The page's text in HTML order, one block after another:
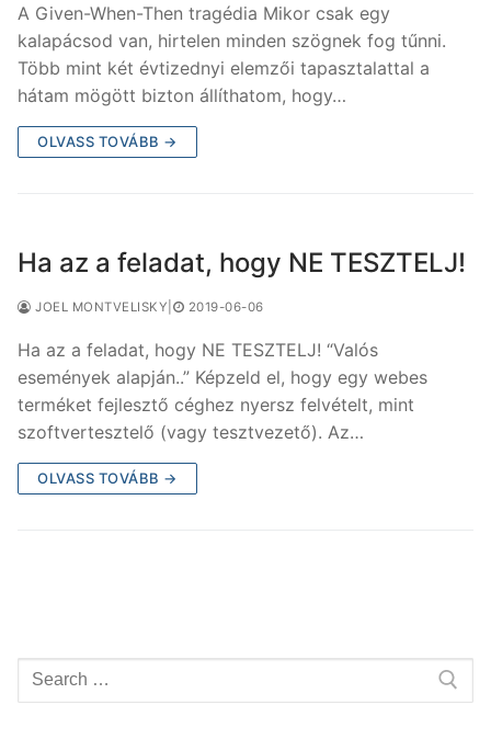
A Given-When-Then tragédia Mikor csak egy
kalapácsod van, hirtelen minden szögnek fog tűnni.
Több mint két évtizednyi elemzői tapasztalattal a
hátam mögött bizton állíthatom, hogy…
OLVASS TOVÁBB →
Ha az a feladat, hogy NE TESZTELJ!
JOEL MONTVELISKY 2019-06-06
Ha az a feladat, hogy NE TESZTELJ! “Valós
események alapján..” Képzeld el, hogy egy webes
terméket fejlesztő céghez nyersz felvételt, mint
szoftvertesztelő (vagy tesztvezető). Az…
OLVASS TOVÁBB →
Keresése: